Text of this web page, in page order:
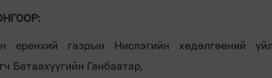
ерөнхий газрын Нислэгийн хөдөлгөөний
Батаахүүгийн Ганбаатар,